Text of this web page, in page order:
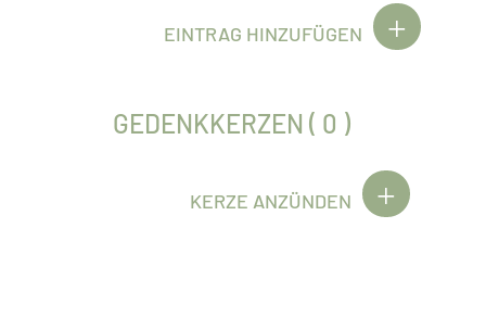
EINTRAG HINZUFÜGEN
GEDENKKERZEN ( 0 )
KERZE ANZÜNDEN